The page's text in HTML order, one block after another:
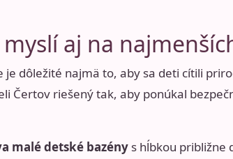
aj na
dôležité najmä to, aby sa deti cítili
Čertov riešený tak, aby ponúkal
malé detské bazény s hĺbkou približne